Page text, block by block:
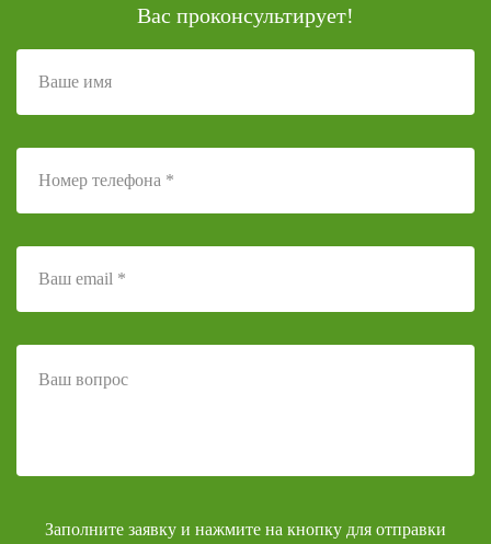
Вас проконсультирует!
Заполните заявку и нажмите на кнопку для отправки